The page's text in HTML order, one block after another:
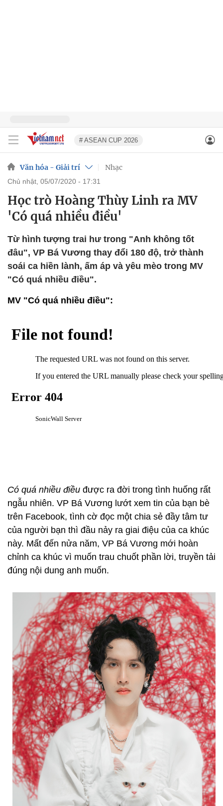
# ASEAN CUP 2026
Văn hóa - Giải trí Nhạc
chủ nhật, 05/07/2020 - 17:31
Học trò Hoàng Thùy Linh ra MV
'Có quá nhiều điều'
Từ hình tượng trai hư trong "Anh không tốt
đâu", VP Bá Vương thay đổi 180 độ, trở thành
soái ca hiền lành, ấm áp và yêu mèo trong MV
"Có quá nhiều điều".
MV "Có quá nhiều điều":
Có quá nhiều điều được ra đời trong tình huống rất
ngẫu nhiên. VP Bá Vương lướt xem tin của bạn bè
trên Facebook, tình cờ đọc một chia sẻ đầy tâm tư
của người bạn thì đầu nảy ra giai điệu của ca khúc
này. Mất đến nửa năm, VP Bá Vương mới hoàn
chỉnh ca khúc vì muốn trau chuốt phần lời, truyền tải
đúng nội dung anh muốn.